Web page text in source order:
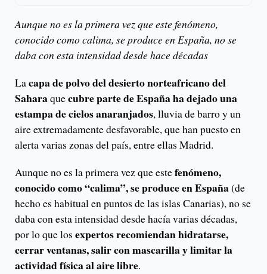
Aunque no es la primera vez que este fenómeno,
conocido como calima, se produce en España, no se
daba con esta intensidad desde hace décadas
Lacapa de polvo del desierto norteafricano del
Saharaquecubre parte de España ha dejado una
estampa de cielos anaranjados, lluvia de barro y un
aire extremadamente desfavorable, que han puesto en
alerta varias zonas del país, entre ellas Madrid.
Aunque no es la primera vez que estefenómeno,
conocido como “calima”, se produce en España(de
hecho es habitual en puntos de las islas Canarias), no se
daba con esta intensidad desde hacía varias décadas,
por lo que los expertos recomiendan hidratarse,
cerrar ventanas, salir con mascarilla y limitar la
actividad física al aire libre.